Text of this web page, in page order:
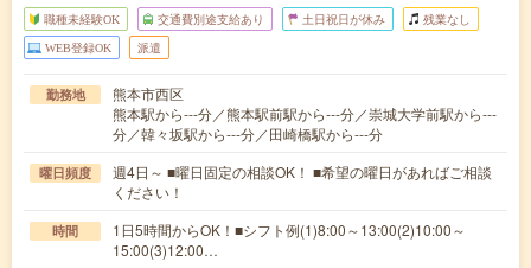
職種未経験OK 交通費別途支給あり 土日祝日が休み 残業なし
WEB登録OK 派遣
勤務地
熊本市西区
熊本駅から---分／熊本駅前駅から---分／崇城大学前駅から---
分／韓々坂駅から---分／田崎橋駅から---分
曜日頻度
週4日～ ■曜日固定の相談OK！ ■希望の曜日があればご相談
ください！
時間
1日5時間からOK！■シフト例(1)8:00～13:00(2)10:00～
15:00(3)12:00…